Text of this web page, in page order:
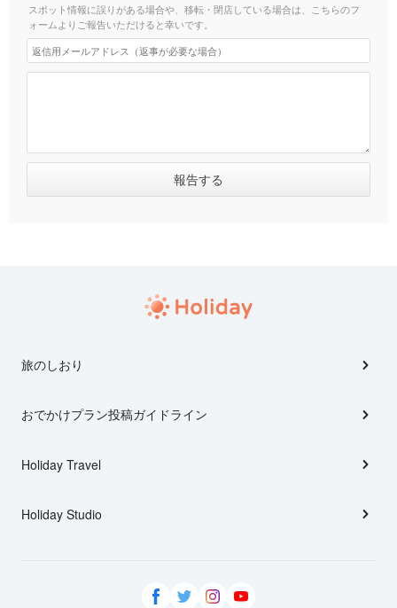
スポット情報に誤りがある場合や、移転・閉店している場合は、こちらのフ
ォームよりご報告いただけると幸いです。
旅のしおり
おでかけプラン投稿ガイドライン
Holiday Travel
Holiday Studio